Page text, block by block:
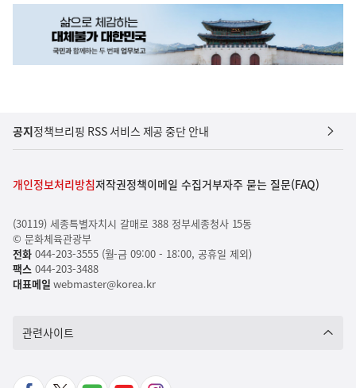
공지정책브리핑 RSS 서비스 제공 중단 안내
개인정보처리방침저작권정책이메일 수집거부자주 묻는 질문(FAQ)
(30119) 세종특별자치시 갈매로 388 정부세종청사 15동
© 문화체육관광부
전화044-203-3555 (월-금 09:00 - 18:00, 공휴일 제외)
팩스044-203-3488
대표메일 webmaster@korea.kr
관련사이트